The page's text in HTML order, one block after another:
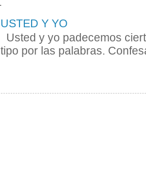
USTED Y YO
Usted y yo padecemos
tipo por las palabras.